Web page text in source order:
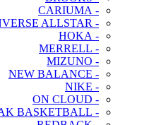
- CARIUMA
- CONVERSE ALLSTAR
- HOKA
- MERRELL
- MIZUNO
- NEW BALANCE
- NIKE
- ON CLOUD
- PEAK BASKETBALL